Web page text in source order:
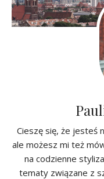
Cieszę się, że jesteś
ale możesz mi też
na codzienne
tematy związane z